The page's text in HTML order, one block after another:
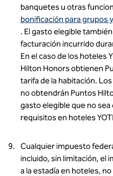
banquetes u otras
bonificación para grupos
. El gasto elegible
facturación incurrido
En el caso de los hoteles
Hilton Honors obtienen
tarifa de la habitación.
no obtendrán Puntos
gasto elegible que no
requisitos en hoteles
Cualquier impuesto
incluido, sin limitación, el
a la estadía en hoteles,